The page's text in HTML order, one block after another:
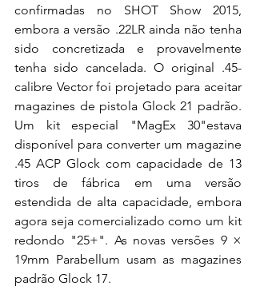
confirmadas no SHOT Show 2015,
embora a versão .22LR ainda não tenha
sido concretizada e provavelmente
tenha sido cancelada. O original .45-
calibre Vector foi projetado para aceitar
magazines de pistola Glock 21 padrão.
Um kit especial "MagEx 30"estava
disponível para converter um magazine
.45 ACP Glock com capacidade de 13
tiros de fábrica em uma versão
estendida de alta capacidade, embora
agora seja comercializado como um kit
redondo "25+". As novas versões 9 ×
19mm Parabellum usam as magazines
padrão Glock 17.